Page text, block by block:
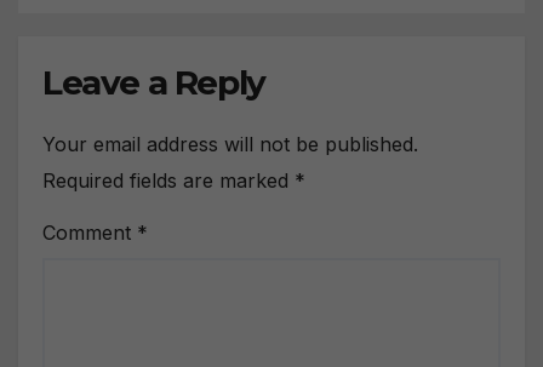
Leave a Reply
Your email address will not be published.
Required fields are marked *
Comment *